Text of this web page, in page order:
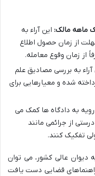
ماهه مالک: این آراء به
از زمان حصول اطلاع
از زمان وقوع معامله.
آراء به بررسی مصادیق علم
شده و معیارهایی برای
به دادگاه ها کمک می
از جرائمی مانند
تفکیک کنند.
دیوان عالی کشور، می توان
قضایی دست یافت